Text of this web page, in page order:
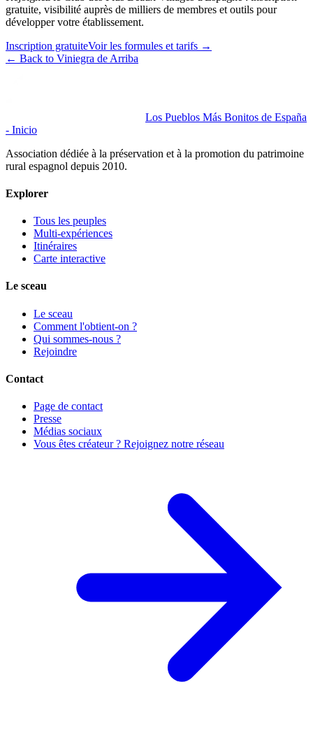
gratuite, visibilité auprès de milliers de membres et outils pour
développer votre établissement.
Inscription gratuiteVoir les formules et tarifs →
← Back to Viniegra de Arriba
Los Pueblos Más Bonitos de España
- Inicio
Association dédiée à la préservation et à la promotion du patrimoine
rural espagnol depuis 2010.
Explorer
Tous les peuples
Multi-expériences
Itinéraires
Carte interactive
Le sceau
Le sceau
Comment l'obtient-on ?
Qui sommes-nous ?
Rejoindre
Contact
Page de contact
Presse
Médias sociaux
Vous êtes créateur ? Rejoignez notre réseau